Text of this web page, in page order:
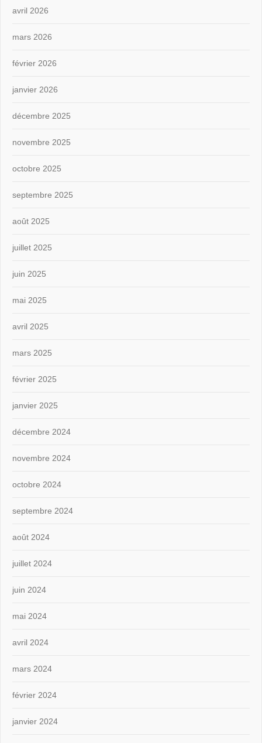
avril 2026
mars 2026
février 2026
janvier 2026
décembre 2025
novembre 2025
octobre 2025
septembre 2025
août 2025
juillet 2025
juin 2025
mai 2025
avril 2025
mars 2025
février 2025
janvier 2025
décembre 2024
novembre 2024
octobre 2024
septembre 2024
août 2024
juillet 2024
juin 2024
mai 2024
avril 2024
mars 2024
février 2024
janvier 2024